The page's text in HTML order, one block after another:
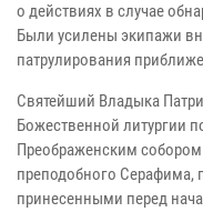
о действиях в случае
Были усилены экипажи
патрулирования
Святейший Владыка
Божественной литургии
Преображенским
преподобного Серафима,
принесенными перед